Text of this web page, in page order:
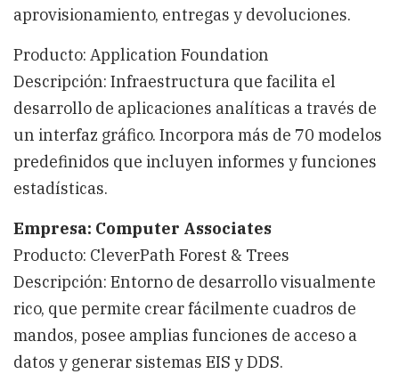
aprovisionamiento, entregas y devoluciones.
Producto: Application Foundation
Descripción: Infraestructura que facilita el
desarrollo de aplicaciones analíticas a través de
un interfaz gráfico. Incorpora más de 70 modelos
predefinidos que incluyen informes y funciones
estadísticas.
Empresa: Computer Associates
Producto: CleverPath Forest & Trees
Descripción: Entorno de desarrollo visualmente
rico, que permite crear fácilmente cuadros de
mandos, posee amplias funciones de acceso a
datos y generar sistemas EIS y DDS.